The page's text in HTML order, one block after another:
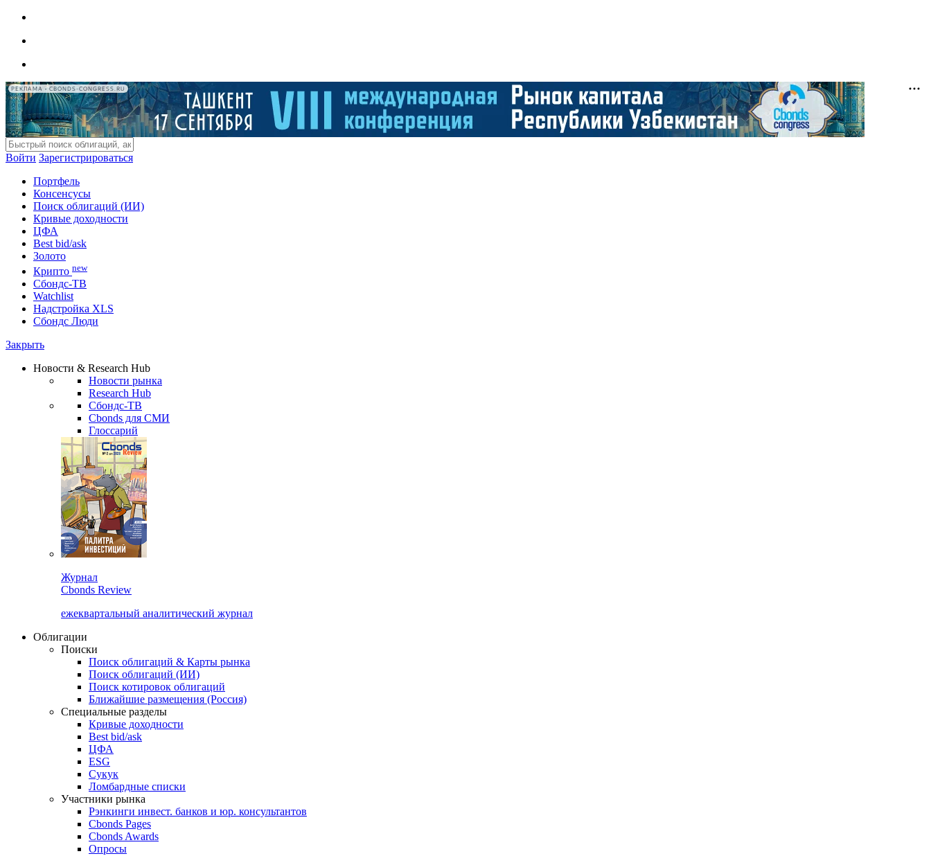
РЕКЛАМА • CBONDS-CONGRESS.RU
Войти Зарегистрироваться
Портфель
Консенсусы
Поиск облигаций (ИИ)
Кривые доходности
ЦФА
Best bid/ask
Золото
Крипто new
Сбондс-ТВ
Watchlist
Надстройка XLS
Сбондс Люди
Закрыть
Новости & Research Hub
Новости рынка
Research Hub
Сбондс-ТВ
Cbonds для СМИ
Глоссарий
Журнал
Cbonds Review
ежеквартальный аналитический журнал
Облигации
Поиски
Поиск облигаций & Карты рынка
Поиск облигаций (ИИ)
Поиск котировок облигаций
Ближайшие размещения (Россия)
Специальные разделы
Кривые доходности
Best bid/ask
ЦФА
ESG
Сукук
Ломбардные списки
Участники рынка
Рэнкинги инвест. банков и юр. консультантов
Cbonds Pages
Cbonds Awards
Опросы